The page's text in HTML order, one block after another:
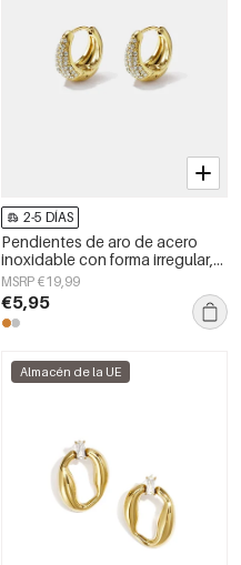
2-5 DÍAS
Pendientes de aro de acero
inoxidable con forma irregular,
sencillos, de la serie Daily
Simple, joyería para mujer.
MSRP €19,99
€5,95
Almacén de la UE